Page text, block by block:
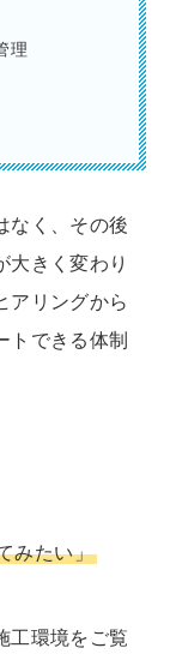
理
なく、その後
大きく変わり
アリングから
トできる体制
みたい」
工環境をご覧